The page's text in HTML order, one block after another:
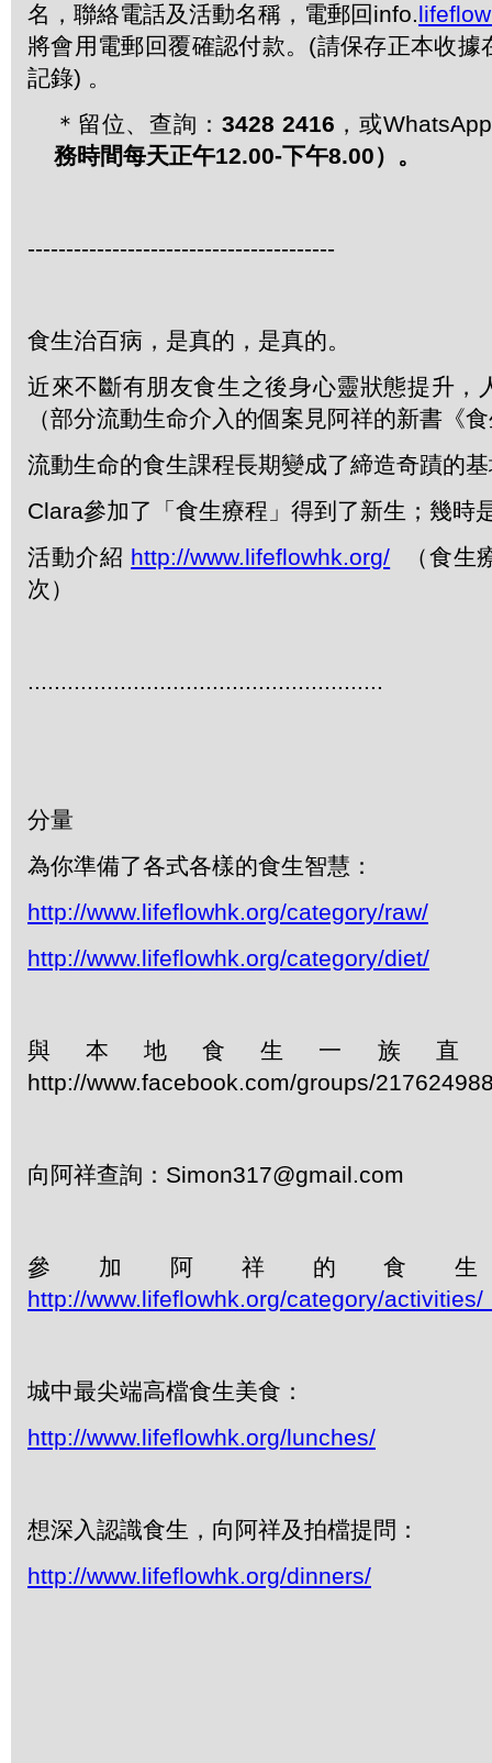
名，聯絡電話及活動名稱，電郵回info.
將會用電郵回覆確認付款。(請保存正本收據
記錄) 。
＊留位、查詢： 3428 2416 ，或
務時間每天正午12.00-下午8.00）。
----------------------------------------
食生治百病，是真的，是真的。
近來不斷有朋友食生之後身心靈狀態提升，
（部分流動生命介入的個案見阿祥的新書《
流動生命的食生課程長期變成了締造奇蹟的
Clara參加了「食生療程」得到了新生；幾時
活動介紹 http://www.lifeflowhk.org/ （食生
次）
......................................................
分量
為你準備了各式各樣的食生智慧：
http://www.lifeflowhk.org/category/raw/
http://www.lifeflowhk.org/category/diet/
與本地食生一族直
http://www.facebook.com/groups/
向阿祥查詢：Simon317@gmail.com
參加阿祥的食
http://www.lifeflowhk.org/category/activities/
城中最尖端高檔食生美食：
http://www.lifeflowhk.org/lunches/
想深入認識食生，向阿祥及拍檔提問：
http://www.lifeflowhk.org/dinners/